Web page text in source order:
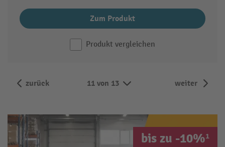
Zum Produkt
Produkt vergleichen
zurück 11 von 13 weiter
bis zu -10%¹